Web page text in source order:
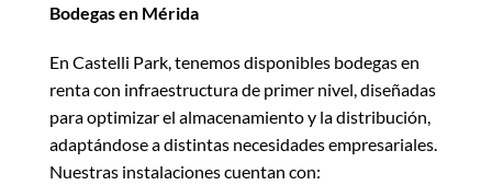
Bodegas en Mérida
En Castelli Park, tenemos disponibles bodegas en
renta con infraestructura de primer nivel, diseñadas
para optimizar el almacenamiento y la distribución,
adaptándose a distintas necesidades empresariales.
Nuestras instalaciones cuentan con: